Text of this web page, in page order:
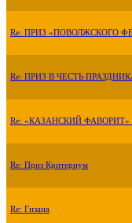
Re: ПРИЗ «ПОВОЛЖСКОГО
Re: ПРИЗ В ЧЕСТЬ
Re: «КАЗАНСКИЙ
Re: Приз Критериум
Re: Гизана